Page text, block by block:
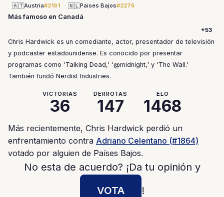
🇦🇹Austria#2191 🇳🇱Países Bajos#2275
Más famoso en Canadá
+53
Chris Hardwick es un comediante, actor, presentador de televisión
y podcaster estadounidense. Es conocido por presentar
programas como 'Talking Dead,' '@midnight,' y 'The Wall.'
También fundó Nerdist Industries.
VICTORIAS
36
DERROTAS
147
ELO
1468
Más recientemente, Chris Hardwick perdió un
enfrentamiento contra Adriano Celentano (#1864)
votado por alguien de Países Bajos.
No esta de acuerdo? ¡Da tu opinión y
VOTA
!